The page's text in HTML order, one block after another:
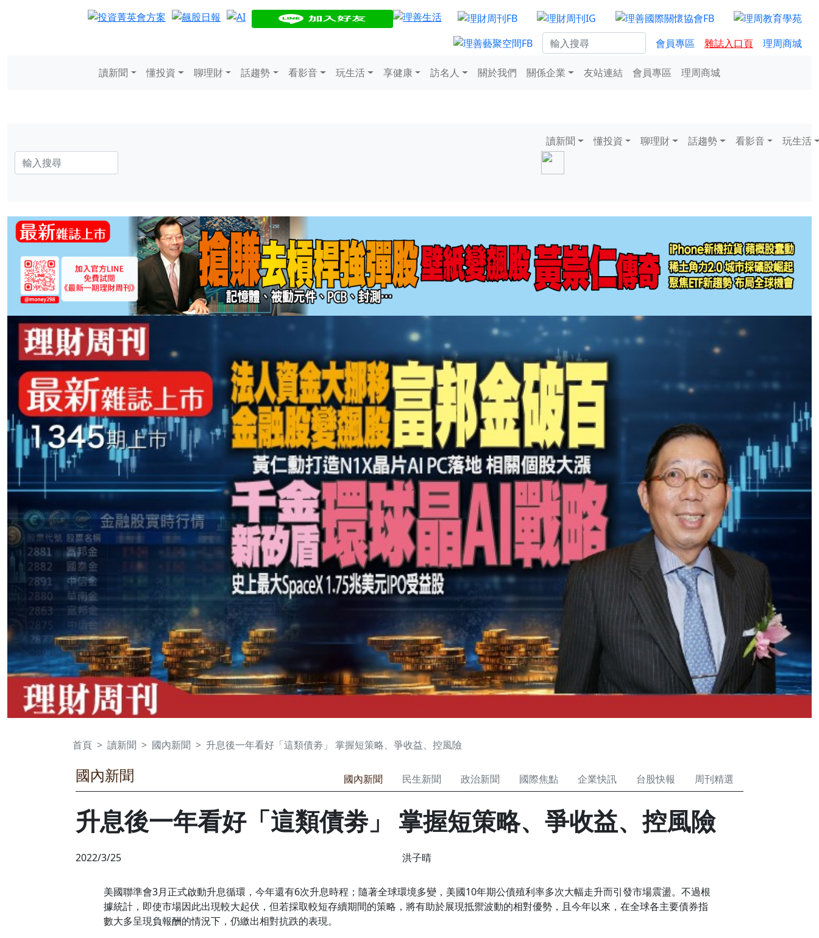
會員專區 雜誌入口頁 理周商城
讀新聞 懂投資 聊理財 話趨勢 看影音 玩生活 享健康 訪名人 關於我們 關係企業 友站連結 會員專區 理周商城
讀新聞 懂投資 聊理財 話趨勢 看影音 玩生活
首頁 讀新聞 國內新聞 升息後一年看好「這類債劵」 掌握短策略、爭收益、控風險
國內新聞 國內新聞 民生新聞 政治新聞 國際焦點 企業快訊 台股快報 周刊精選
升息後一年看好「這類債劵」 掌握短策略、爭收益、控風險
2022/3/25 洪子晴
美國聯準會3月正式啟動升息循環，今年還有6次升息時程；隨著全球環境多變，美國10年期公債殖利率多次大幅走升而引發市場震盪。不過根
據統計，即使市場因此出現較大起伏，但若採取較短存續期間的策略，將有助於展現抵禦波動的相對優勢，且今年以來，在全球各主要債券指
數大多呈現負報酬的情況下，仍繳出相對抗跌的表現。